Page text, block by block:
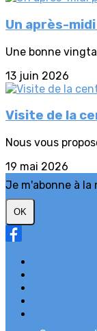
Un après-
Une bonne
13 juin 2026
Visite de la
Nous vous
19 mai 2026
Je m'abonne à
OK